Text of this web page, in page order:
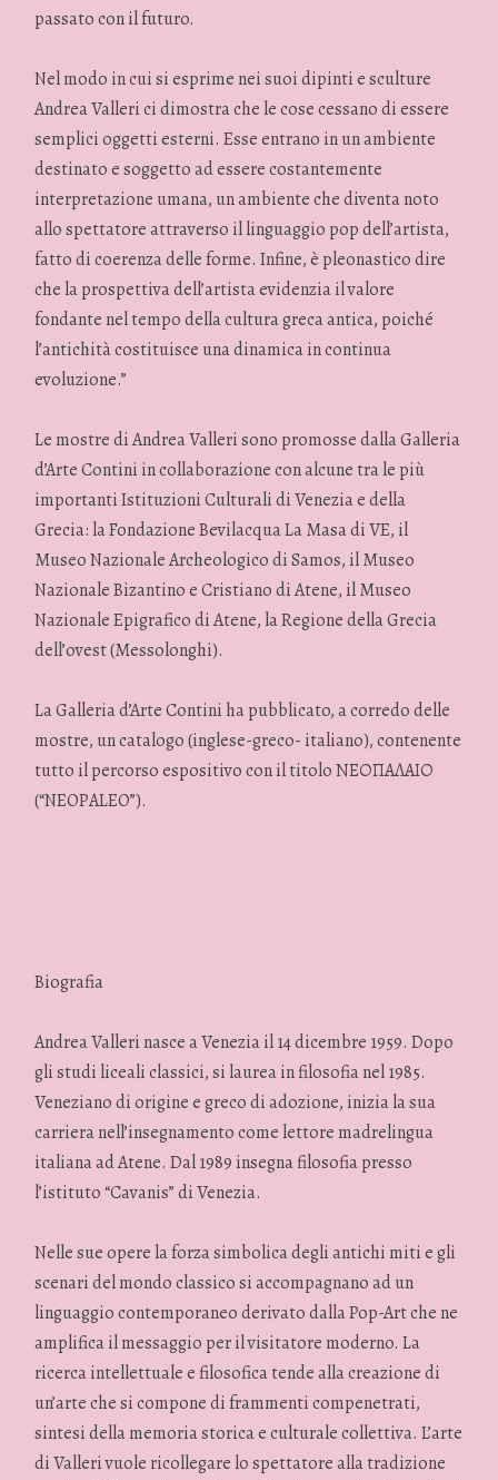
passato con il futuro.
Nel modo in cui si esprime nei suoi dipinti e sculture
Andrea Valleri ci dimostra che le cose cessano di essere
semplici oggetti esterni. Esse entrano in un ambiente
destinato e soggetto ad essere costantemente
interpretazione umana, un ambiente che diventa noto
allo spettatore attraverso il linguaggio pop dell’artista,
fatto di coerenza delle forme. Infine, è pleonastico dire
che la prospettiva dell’artista evidenzia il valore
fondante nel tempo della cultura greca antica, poiché
l’antichità costituisce una dinamica in continua
evoluzione.”
Le mostre di Andrea Valleri sono promosse dalla Galleria
d’Arte Contini in collaborazione con alcune tra le più
importanti Istituzioni Culturali di Venezia e della
Grecia: la Fondazione Bevilacqua La Masa di VE, il
Museo Nazionale Archeologico di Samos, il Museo
Nazionale Bizantino e Cristiano di Atene, il Museo
Nazionale Epigrafico di Atene, la Regione della Grecia
dell’ovest (Messolonghi).
La Galleria d’Arte Contini ha pubblicato, a corredo delle
mostre, un catalogo (inglese-greco- italiano), contenente
tutto il percorso espositivo con il titolo ΝΕΟΠΑΛΑΙΟ
(“NEOPALEO”).
Biografia
Andrea Valleri nasce a Venezia il 14 dicembre 1959. Dopo
gli studi liceali classici, si laurea in filosofia nel 1985.
Veneziano di origine e greco di adozione, inizia la sua
carriera nell’insegnamento come lettore madrelingua
italiana ad Atene. Dal 1989 insegna filosofia presso
l’istituto “Cavanis” di Venezia.
Nelle sue opere la forza simbolica degli antichi miti e gli
scenari del mondo classico si accompagnano ad un
linguaggio contemporaneo derivato dalla Pop-Art che ne
amplifica il messaggio per il visitatore moderno. La
ricerca intellettuale e filosofica tende alla creazione di
un’arte che si compone di frammenti compenetrati,
sintesi della memoria storica e culturale collettiva. L’arte
di Valleri vuole ricollegare lo spettatore alla tradizione